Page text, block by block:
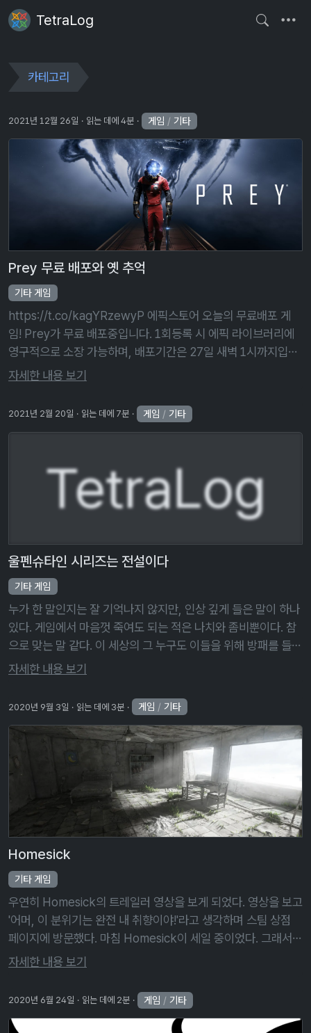
TetraLog
카테고리
2021년 12월 26일 읽는 데에 4분 게임 / 기타
Prey 무료 배포와 옛 추억
기타 게임
https://t.co/kagYRzewyP 에픽스토어 오늘의 무료배포 게
임! Prey가 무료 배포중입니다. 1회등록 시 에픽 라이브러리에
영구적으로 소장 가능하며, 배포기간은 27일 새벽 1시까지입니
다! pic.twitter.com/rtIs1lcQj8 — 무료게임 알림 …
자세한 내용 보기
2021년 2월 20일 읽는 데에 7분 게임 / 기타
TetraLog
울펜슈타인 시리즈는 전설이다
기타 게임
누가 한 말인지는 잘 기억나지 않지만, 인상 깊게 들은 말이 하나
있다. 게임에서 마음껏 죽여도 되는 적은 나치와 좀비뿐이다. 참
으로 맞는 말 같다. 이 세상의 그 누구도 이들을 위해 방패를 들어
줄 수는 없으니 말이다. 심지어 좀비라면 배은망덕하게도 자신을
자세한 내용 보기
2020년 9월 3일 읽는 데에 3분 게임 / 기타
Homesick
기타 게임
우연히 Homesick의 트레일러 영상을 보게 되었다. 영상을 보고
'어머, 이 분위기는 완전 내 취향이야!'라고 생각하며 스팀 상점
페이지에 방문했다. 마침 Homesick이 세일 중이었다. 그래서
샀다. 그리고 지금 많이 후회 중이다. 트레일러는 절대 거짓말을
자세한 내용 보기
2020년 6월 24일 읽는 데에 2분 게임 / 기타